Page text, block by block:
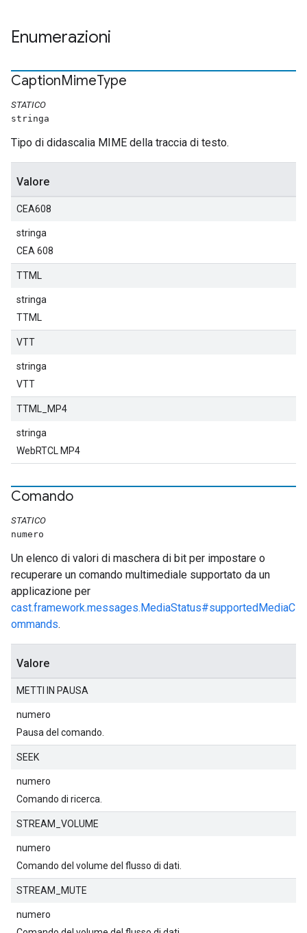
Enumerazioni
CaptionMimeType
STATICO
stringa
Tipo di didascalia MIME della traccia di testo.
Valore
CEA608
stringa
CEA 608
TTML
stringa
TTML
VTT
stringa
VTT
TTML_MP4
stringa
WebRTCL MP4
Comando
STATICO
numero
Un elenco di valori di maschera di bit per impostare o
recuperare un comando multimediale supportato da un
applicazione per
cast.framework.messages.MediaStatus#supportedMediaC
ommands.
Valore
METTI IN PAUSA
numero
Pausa del comando.
SEEK
numero
Comando di ricerca.
STREAM_VOLUME
numero
Comando del volume del flusso di dati.
STREAM_MUTE
numero